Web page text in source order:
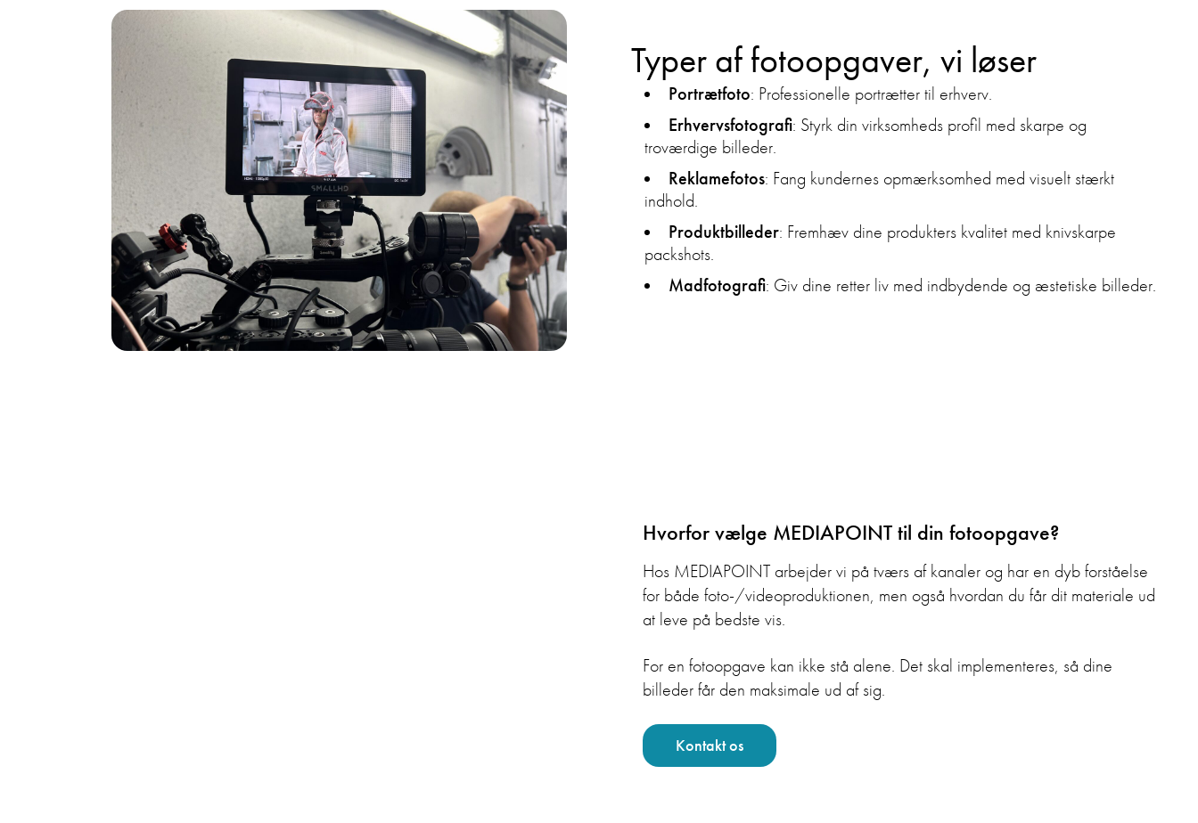
Typer af fotoopgaver, vi løser
Portrætfoto: Professionelle portrætter til erhverv.
Erhvervsfotografi: Styrk din virksomheds profil med skarpe og
troværdige billeder.
Reklamefotos: Fang kundernes opmærksomhed med visuelt stærkt
indhold.
Produktbilleder: Fremhæv dine produkters kvalitet med knivskarpe
packshots.
Madfotografi: Giv dine retter liv med indbydende og æstetiske billeder.
Hvorfor vælge MEDIAPOINT til din fotoopgave?
Hos MEDIAPOINT arbejder vi på tværs af kanaler og har en dyb forståelse
for både foto-/videoproduktionen, men også hvordan du får dit materiale ud
at leve på bedste vis.
For en fotoopgave kan ikke stå alene. Det skal implementeres, så dine
billeder får den maksimale ud af sig.
Kontakt os